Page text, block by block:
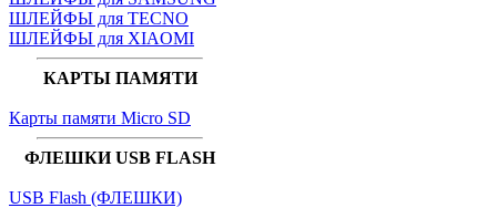
ШЛЕЙФЫ для TECNO
ШЛЕЙФЫ для XIAOMI
КАРТЫ ПАМЯТИ
Карты памяти Micro SD
ФЛЕШКИ USB FLASH
USB Flash (ФЛЕШКИ)